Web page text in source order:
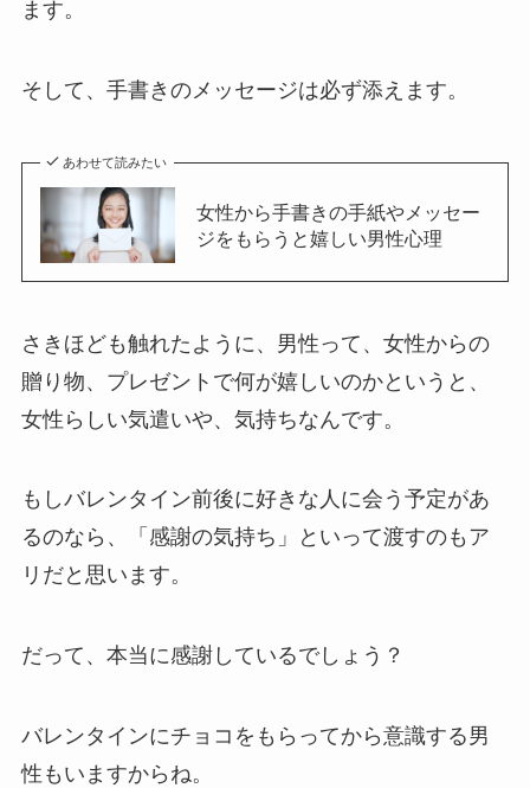
ます。
そして、手書きのメッセージは必ず添えます。
あわせて読みたい
女性から手書きの手紙やメッセー
ジをもらうと嬉しい男性心理
さきほども触れたように、男性って、女性からの
贈り物、プレゼントで何が嬉しいのかというと、
女性らしい気遣いや、気持ちなんです。
もしバレンタイン前後に好きな人に会う予定があ
るのなら、「感謝の気持ち」といって渡すのもア
リだと思います。
だって、本当に感謝しているでしょう？
バレンタインにチョコをもらってから意識する男
性もいますからね。